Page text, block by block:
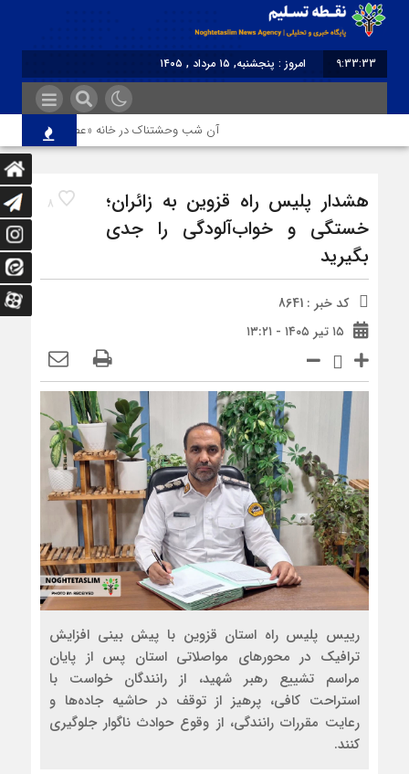
9:33:33
امروز : پنجشنبه, ۱۵ مرداد , ۱۴۰۵
آن شب وحشتناک در خانه «عصمت»
8
هشدار پلیس راه قزوین به زائران؛
خستگی و خواب‌آلودگی را جدی
بگیرید
کد خبر : 8641
۱۵ تیر ۱۴۰۵ - ۱۳:۲۱
رییس پلیس راه استان قزوین با پیش‌ بینی افزایش
ترافیک در محورهای مواصلاتی استان پس از پایان
مراسم تشییع رهبر شهید، از رانندگان خواست با
استراحت کافی، پرهیز از توقف در حاشیه جاده‌ها و
رعایت مقررات رانندگی، از وقوع حوادث ناگوار جلوگیری
کنند.